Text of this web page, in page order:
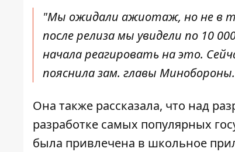
"Мы ожидали ажиотаж, но не в
после релиза мы увидели по 10
начала реагировать на это.
пояснила зам. главы
Она также рассказала, что над
разработке самых популярных
была привлечена в школьное